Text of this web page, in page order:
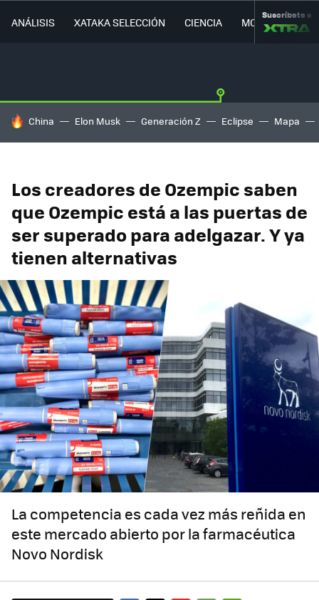
ANÁLISIS XATAKA SELECCIÓN CIENCIA MOVILIDAD
Suscríbete a
HOY SE HABLA DE
China Elon Musk Generación Z Eclipse Mapa
Los creadores de Ozempic saben
que Ozempic está a las puertas de
ser superado para adelgazar. Y ya
tienen alternativas
La competencia es cada vez más reñida en
este mercado abierto por la farmacéutica
Novo Nordisk